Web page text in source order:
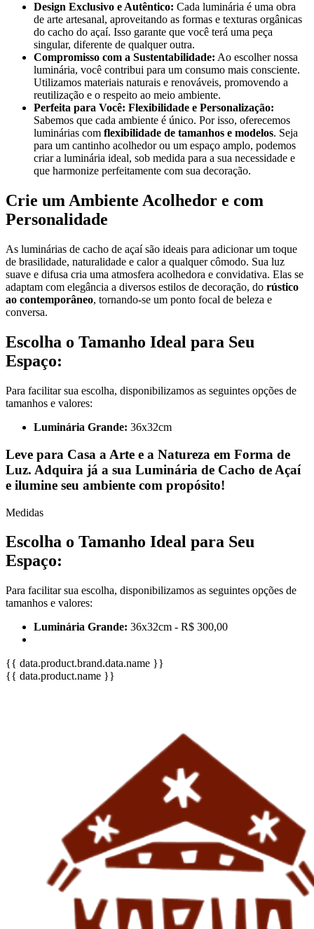
Design Exclusivo e Autêntico: Cada luminária é uma obra
de arte artesanal, aproveitando as formas e texturas orgânicas
do cacho do açaí. Isso garante que você terá uma peça
singular, diferente de qualquer outra.
Compromisso com a Sustentabilidade: Ao escolher nossa
luminária, você contribui para um consumo mais consciente.
Utilizamos materiais naturais e renováveis, promovendo a
reutilização e o respeito ao meio ambiente.
Perfeita para Você: Flexibilidade e Personalização:
Sabemos que cada ambiente é único. Por isso, oferecemos
luminárias com flexibilidade de tamanhos e modelos. Seja
para um cantinho acolhedor ou um espaço amplo, podemos
criar a luminária ideal, sob medida para a sua necessidade e
que harmonize perfeitamente com sua decoração.
Crie um Ambiente Acolhedor e com
Personalidade
As luminárias de cacho de açaí são ideais para adicionar um toque
de brasilidade, naturalidade e calor a qualquer cômodo. Sua luz
suave e difusa cria uma atmosfera acolhedora e convidativa. Elas se
adaptam com elegância a diversos estilos de decoração, do rústico
ao contemporâneo, tornando-se um ponto focal de beleza e
conversa.
Escolha o Tamanho Ideal para Seu
Espaço:
Para facilitar sua escolha, disponibilizamos as seguintes opções de
tamanhos e valores:
Luminária Grande: 36x32cm
Leve para Casa a Arte e a Natureza em Forma de
Luz. Adquira já a sua Luminária de Cacho de Açaí
e ilumine seu ambiente com propósito!
Medidas
Escolha o Tamanho Ideal para Seu
Espaço:
Para facilitar sua escolha, disponibilizamos as seguintes opções de
tamanhos e valores:
Luminária Grande: 36x32cm - R$ 300,00
{{ data.product.brand.data.name }}
{{ data.product.name }}